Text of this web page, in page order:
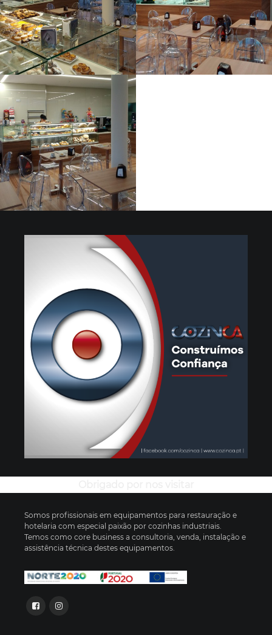
Somos profissionais em equipamentos para restauração e
hotelaria com especial paixão por cozinhas industriais.
Temos como core business a consultoria, venda, instalação e
assistência técnica destes equipamentos.